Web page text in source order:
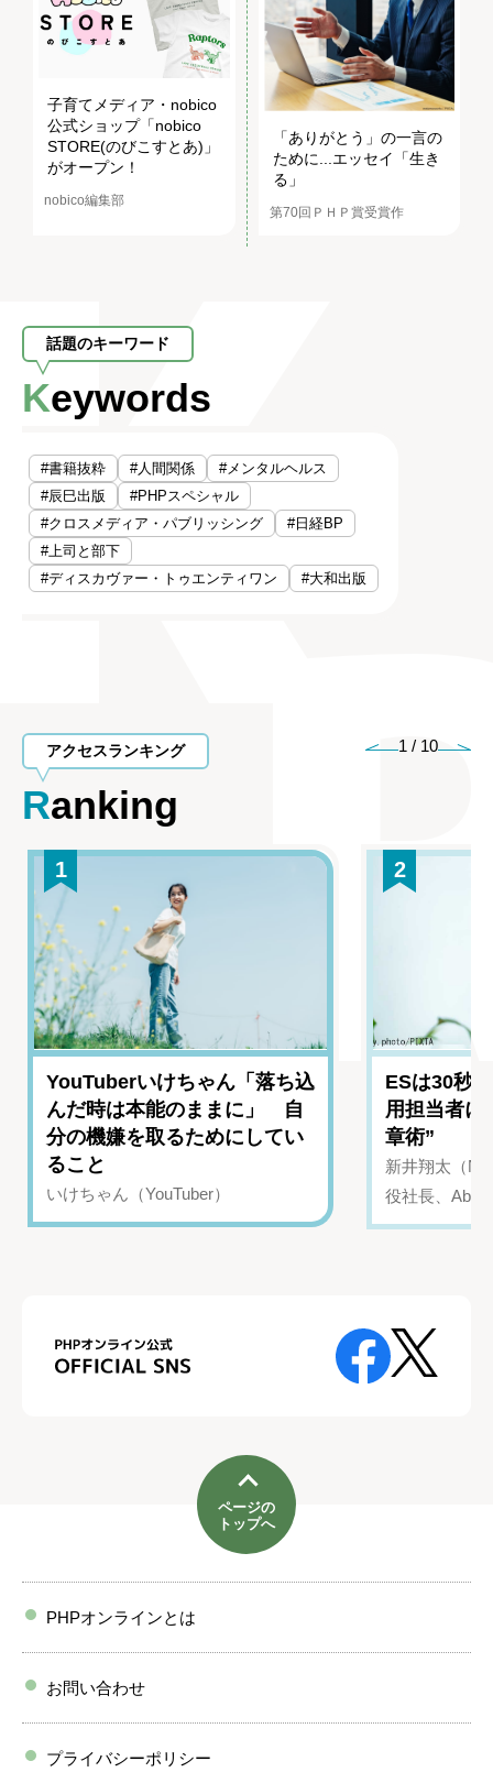
子育てメディア・nobico
公式ショップ「nobico
STORE(のびこすとあ)」
がオープン！
nobico編集部
「ありがとう」の一言の
ために...エッセイ「生き
る」
第70回ＰＨＰ賞受賞作
話題のキーワード
Keywords
#書籍抜粋 #人間関係
#メンタルヘルス
#辰巳出版
#PHPスペシャル
#クロスメディア・パブリッシング
#日経BP
#上司と部下
#ディスカヴァー・トゥエンティワン
#大和出版
アクセスランキング
Ranking
1 / 10
1
YouTuberいけちゃん「落ち込
んだ時は本能のままに」 自
分の機嫌を取るためにしてい
ること
いけちゃん（YouTuber）
2
ESは30秒
用担当者に
章術”
新井翔太（
役社長、
ページの
トップへ
PHPオンラインとは
お問い合わせ
プライバシーポリシー